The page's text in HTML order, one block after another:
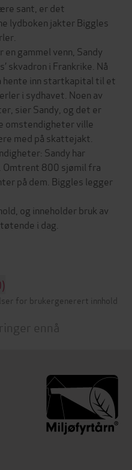
sant, er det
lydboken jakter Biggles
gammel venn, Sandy
skvadron i Frankrike. Nå
hente inn startkapital til et
i sydhavet. Noen av
sier Sandy, og det er
omstendigheter ville
med på skattejakt.
Sandy har
Omtrent 800 sjømil fra
på dem. Biggles legger
og inneholder bruk av
i dag.
for brukergenerert innhold
ennå